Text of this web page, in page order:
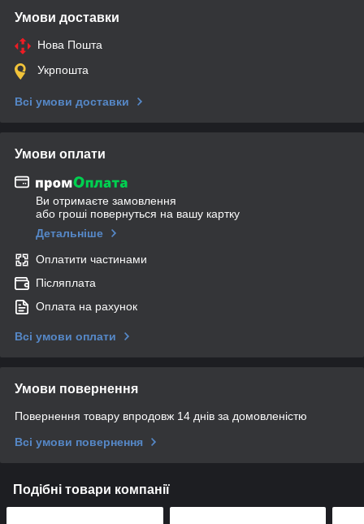
Умови доставки
Нова Пошта
Укрпошта
Всі умови доставки
Умови оплати
Ви отримаєте замовлення
або гроші повернуться на вашу картку
Детальніше
Оплатити частинами
Післяплата
Оплата на рахунок
Всі умови оплати
Умови повернення
Повернення товару впродовж 14 днів за домовленістю
Всі умови повернення
Подібні товари компанії